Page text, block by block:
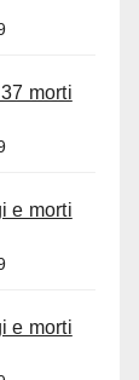
morti
e morti
e morti